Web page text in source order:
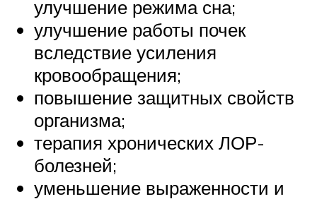
улучшение режима сна;
улучшение работы почек
вследствие усиления
кровообращения;
повышение защитных свойств
организма;
терапия хронических ЛОР-
болезней;
уменьшение выраженности и